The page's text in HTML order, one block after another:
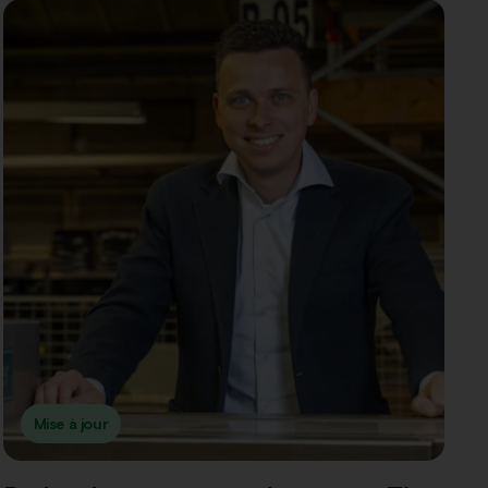
Mise à jour